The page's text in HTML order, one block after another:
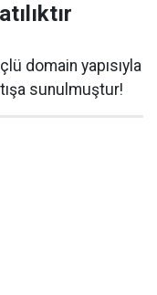
domain yapısıyla
sunulmuştur!